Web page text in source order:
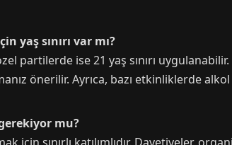
yaş sınırı var mı?
partilerde ise 21 yaş sınırı
önerilir. Ayrıca, bazı etkinliklerde
mu?